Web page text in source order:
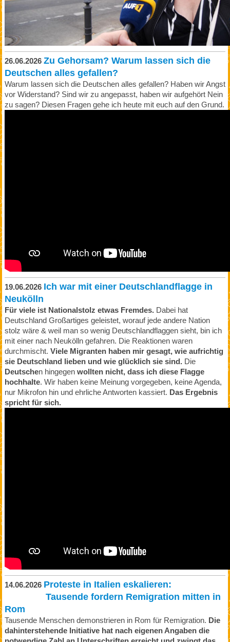
26.06.2026 Zu Gehorsam?​ Warum lassen sich die
Deutschen alles gefallen?
Warum lassen sich die Deutschen alles gefallen? Haben wir Angst
vor Widerstand? Sind wir zu angepasst, haben wir aufgehört Nein
zu sagen? Diesen Fragen gehe ich heute mit euch auf den Grund.
19.06.2026 Ich war mit einer Deutschlandflagge in
Neukölln
Für viele ist Nationalstolz etwas Fremdes.Dabei hat
Deutschland Großartiges geleistet, worauf jede andere Nation
stolz wäre & weil man so wenig Deutschlandflaggen sieht, bin ich
mit einer nach Neukölln gefahren. Die Reaktionen waren
durchmischt. Viele Migranten haben mir gesagt, wie aufrichtig
sie Deutschland lieben und wie glücklich sie sind.Die
Deutschen hingegen wollten nicht, dass ich diese Flagge
hochhalte. Wir haben keine Meinung vorgegeben, keine Agenda,
nur Mikrofon hin und ehrliche Antworten kassiert. Das Ergebnis
spricht für sich.
14.06.2026 Proteste in Italien eskalieren:
Tausende fordern Remigration mitten in
Rom
Tausende Menschen demonstrieren in Rom für Remigration. Die
dahinterstehende Initiative hat nach eigenen Angaben die